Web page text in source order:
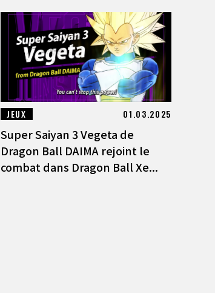
JEUX 01.03.2025
Super Saiyan 3 Vegeta de
Dragon Ball DAIMA rejoint le
combat dans Dragon Ball Xe...